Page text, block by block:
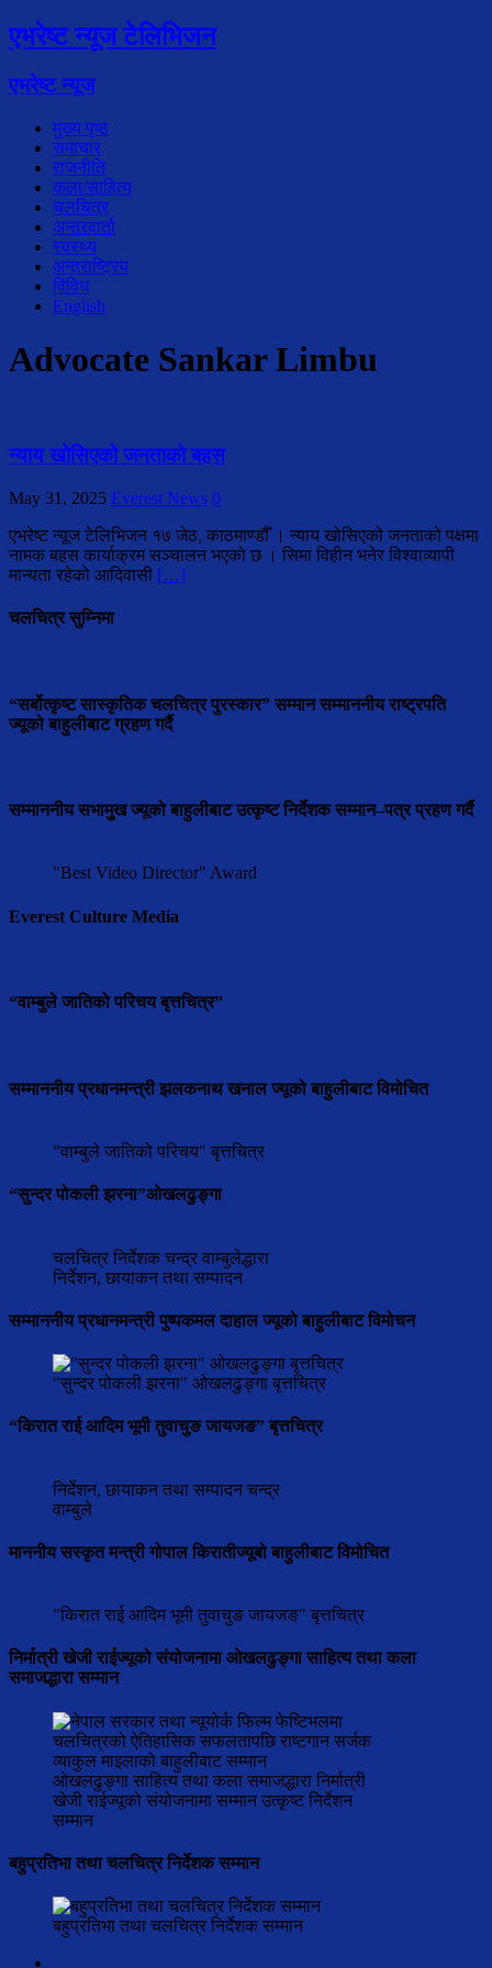
एभरेष्ट न्यूज टेलिभिजन
एभरेष्ट न्यूज
मुख्य पृष्ठ
समाचार
राजनीति
कला/साहित्य
चलचित्र
अन्तरवार्ता
स्वस्थ्य
अन्तराष्ट्रिय
विविध
English
Advocate Sankar Limbu
न्याय खोसिएको जनताको बहस
May 31, 2025 Everest News 0
एभरेष्ट न्यूज टेलिभिजन १७ जेठ, काठमाण्डौँ । न्याय खोसिएको जनताको पक्षमा
नामक बहस कार्याक्रम सञ्चालन भएको छ । सिमा विहीन भनेर विश्वाव्यापी
मान्यता रहेको आदिवासी […]
चलचित्र सुम्निमा
“सर्बोत्कृष्ट सास्कृतिक चलचित्र पुरस्कार” सम्मान सम्माननीय राष्ट्रपति
ज्यूको बाहुलीबाट ग्रहण गर्दै
सम्माननीय सभामुुख ज्यूको बाहुलीबाट उत्कृष्ट निर्देशक सम्मान–पत्र प्रहण गर्दै
"Best Video Director" Award
Everest Culture Media
“वाम्बुले जातिको परिचय बृत्तचित्र”
सम्माननीय प्रधानमन्त्री झलकनाथ खनाल ज्यूको बाहुलीबाट विमोचित
"वाम्बुले जातिको परिचय" बृत्तचित्र
“सुन्दर पोकली झरना”ओखलढुङ्गा
चलचित्र निर्देशक चन्द्र वाम्बुलेद्धारा
निर्देशन, छायाकन तथा सम्पादन
सम्माननीय प्रधानमन्त्री पुष्पकमल दाहाल ज्यूको बाहुलीबाट विमोचन
"सुन्दर पोकली झरना" ओखलढुङ्गा बृत्तचित्र
“किरात राई आदिम भूमी तुवाचुङ जायजङ” बृत्तचित्र
निर्देशन, छायाकन तथा सम्पादन चन्द्र
वाम्बुले
माननीय सस्कृत मन्त्री गोपाल किरातीज्यूबो बाहुलीबाट विमोचित
"किरात राई आदिम भूमी तुवाचुङ जायजङ" बृत्तचित्र
निर्मात्री खेजी राईज्यूको संयोजनामा ओखलढुङ्गा साहित्य तथा कला
समाजद्धारा सम्मान
ओखलढुङ्गा साहित्य तथा कला समाजद्धारा निर्मात्री
खेजी राईज्यूको संयोजनामा सम्मान उत्कृष्ट निर्देशन
सम्मान
बहुप्रतिभा तथा चलचित्र निर्देशक सम्मान
बहुप्रतिभा तथा चलचित्र निर्देशक सम्मान